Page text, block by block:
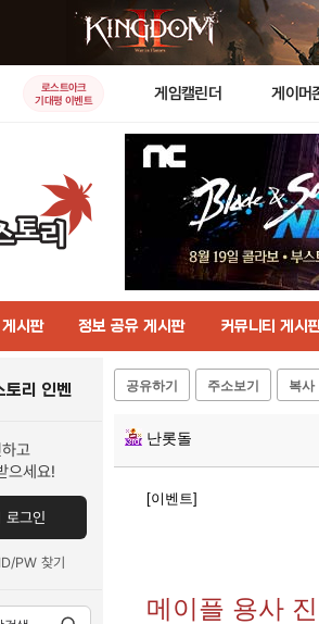
로스트아크
기대평 이벤트
게임캘린더 게이머
시판 정보 공유 게시판 커뮤니티 게시
토리 인벤
고
으세요!
로그인
ID/PW 찾기
공유하기 주소보기 복사
난롯돌
[이벤트]
메이플 용사